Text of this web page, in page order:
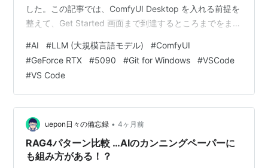
した。この記事では、ComfyUI Desktop を入れる前提を
整えて、Get Started 画面まで到達するところまでをまと
です。 開始前の環境を整理する ComfyUI の前提として
Git for Windows を入れる ComfyUI Desktop を起動して
Get Started 画面まで到達する 要するに今回は、導入準
備編です。FFm…
#AI #LLM (大規模言語モデル) #ComfyUI
#GeForce RTX #5090 #Git for Windows #VSCode
#VS Code
uepon日々の備忘録 • 4ヶ月前
RAG4パターン比較 …AIのカンニングペーパーに
も組み方がある！？